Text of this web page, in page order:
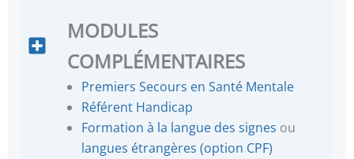
MODULES
COMPLÉMENTAIRES
Premiers Secours en Santé Mentale
Référent Handicap
Formation à la langue des signes ou
langues étrangères (option CPF)